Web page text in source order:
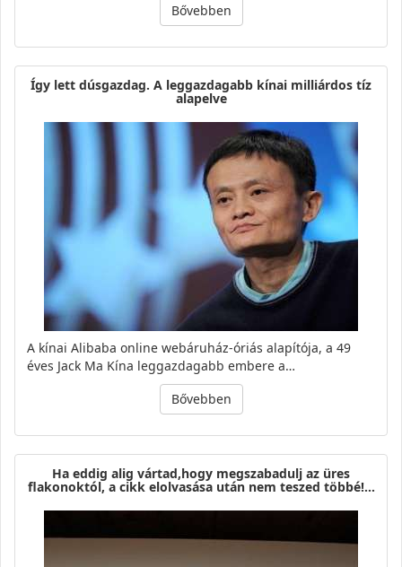
Bővebben
Így lett dúsgazdag. A leggazdagabb kínai milliárdos tíz
alapelve
A kínai Alibaba online webáruház-óriás alapítója, a 49
éves Jack Ma Kína leggazdagabb embere a…
Bővebben
Ha eddig alig vártad,hogy megszabadulj az üres
flakonoktól, a cikk elolvasása után nem teszed többé!…